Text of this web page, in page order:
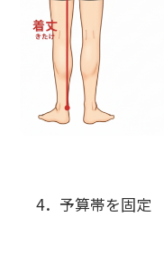
4． 予算帯を固定